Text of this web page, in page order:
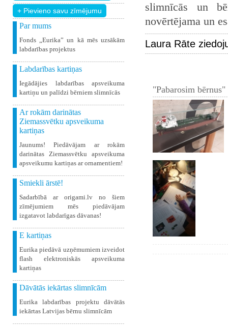
+ Pievieno savu zīmējumu
Par mums
Fonds „Eurika” un kā mēs uzsākām
labdarības projektus
Labdarības kartiņas
Iegādājies labdarības apsveikuma
kartiņu un palīdzi bērniem slimnīcās
Ar rokām darinātas
Ziemassvētku apsveikuma
kartiņas
Jaunums! Piedāvājam ar rokām
darinātas Ziemassvētku apsveikuma
apsveikumu kartiņas ar ornamentiem!
Smiekli ārstē!
Sadarbībā ar origami.lv no šiem
zīmējumiem mēs piedāvājam
izgatavot labdarīgas dāvanas!
E kartiņas
Eurika piedāvā uzņēmumiem izveidot
flash elektroniskās apsveikuma
kartiņas
Dāvātās iekārtas slimnīcām
Eurika labdarības projektu dāvātās
iekārtas Latvijas bērnu slimnīcām
slimnīcās un
novērtējama un
Laura Rāte
"Pabarosim